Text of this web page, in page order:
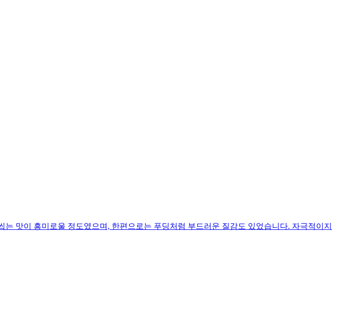
맛이 흥미로울 정도였으며, 한편으로는 푸딩처럼 부드러운 질감도 있었습니다. 자극적이지